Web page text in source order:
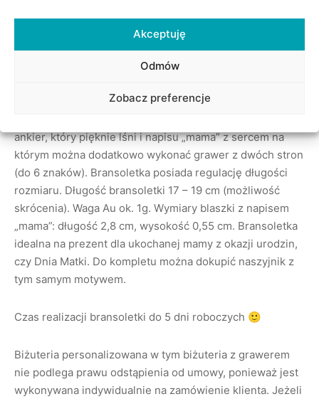
Akceptuję
Odmów
Zobacz preferencje
Opis
Bransoletka jest wykonana ze złota próby 0,585 (14kt).
ankier, który pięknie lśni i napisu „mama” z sercem na
którym można dodatkowo wykonać grawer z dwóch stron
(do 6 znaków). Bransoletka posiada regulację długości
rozmiaru. Długość bransoletki 17 – 19 cm (możliwość
skrócenia). Waga Au ok. 1g. Wymiary blaszki z napisem
„mama”: długość 2,8 cm, wysokość 0,55 cm. Bransoletka
idealna na prezent dla ukochanej mamy z okazji urodzin,
czy Dnia Matki. Do kompletu można dokupić naszyjnik z
tym samym motywem.
Czas realizacji bransoletki do 5 dni roboczych 🙂
Biżuteria personalizowana w tym biżuteria z grawerem
nie podlega prawu odstąpienia od umowy, ponieważ jest
wykonywana indywidualnie na zamówienie klienta. Jeżeli